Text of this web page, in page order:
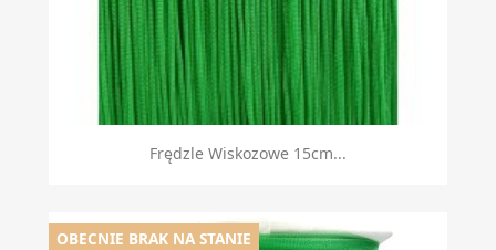
Frędzle Wiskozowe 15cm...
OBECNIE BRAK NA STANIE